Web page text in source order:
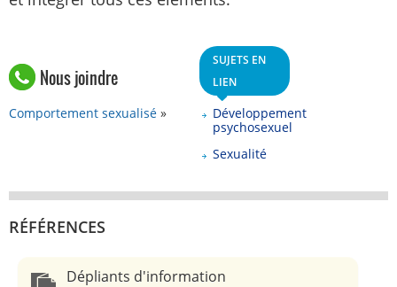
Nous joindre
Comportement sexualisé
SUJETS EN
LIEN
Développement
psychosexuel
Sexualité
RÉFÉRENCES
Dépliants d'information